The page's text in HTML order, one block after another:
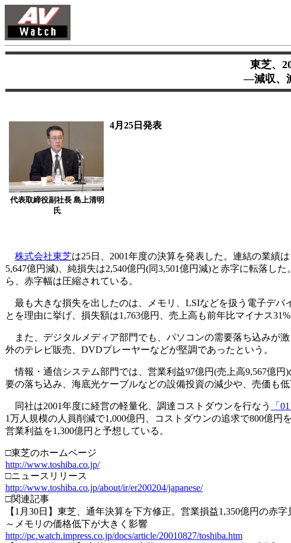
東芝、
―減収、
代表取締役副社長 島上清明
氏
4月25日発表
株式会社東芝は25日、2001年度の決算を発表した。連結の業績
5,647億円減)、純損失は2,540億円(同3,501億円減)と赤字に転落し
ら、赤字幅は圧縮されている。
最も大きな損失を出したのは、メモリ、LSIなどを扱う電子デバ
とを理由に挙げ、損失額は1,763億円、売上高も前年比マイナス31%
また、デジタルメディア部門でも、パソコンの需要落ち込みが
外のテレビ販売、DVDプレーヤーなどが堅調であったという。
情報・通信システム部門では、営業利益97億円(売上高9,567億
要の落ち込み、海底光ケーブルなどの設備投資の減少や、売価も
同社は2001年度に経営の軽量化、調達コストダウンを行なう 「
1万人規模の人員削減で1,000億円、コストダウンの追求で800億
営業利益を1,300億円と予想している。
□東芝のホームページ
http://www.toshiba.co.jp/
□ニュースリリース
http://www.toshiba.co.jp/about/ir/er200204/japanese/
□関連記事
【1月30日】東芝、通年決算を下方修正。営業損益1,350億円の赤字
～メモリの価格低下が大きく影響
http://pc.watch.impress.co.jp/docs/article/20010827/toshiba.htm